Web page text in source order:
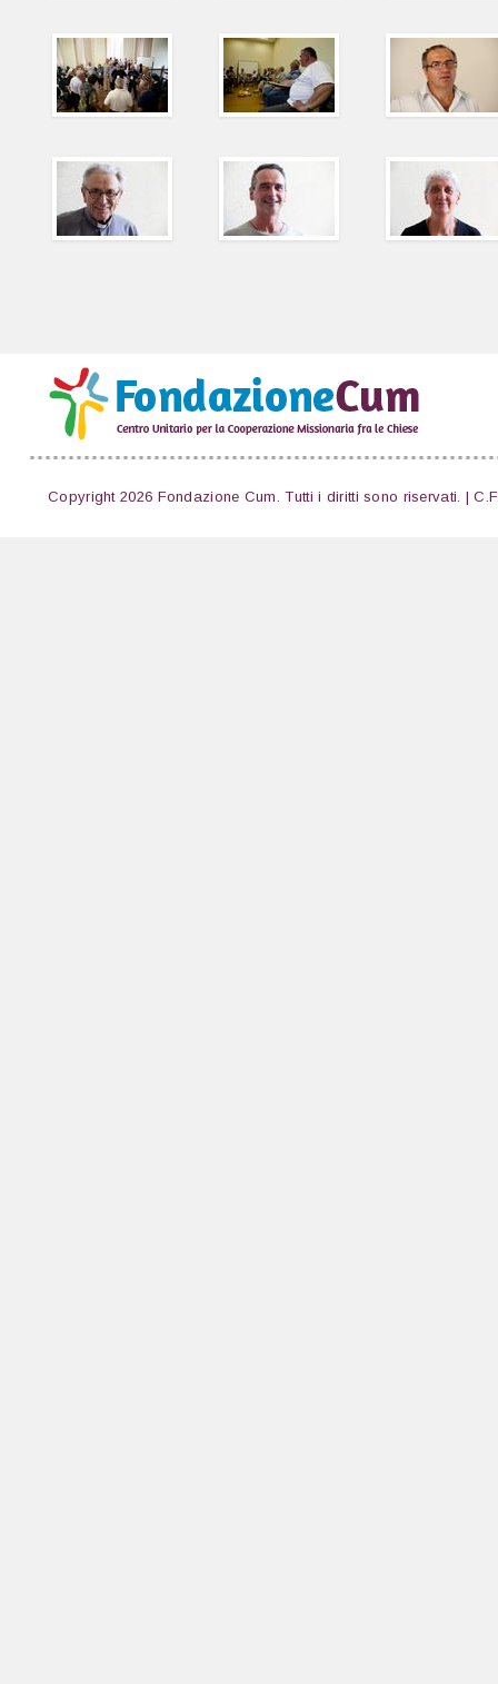
Copyright 2026 Fondazione Cum. Tutti i diritti sono riservati. |